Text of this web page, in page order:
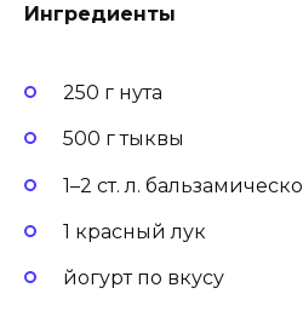
Ингредиенты
250 г нута
500 г тыквы
1–2 ст. л.
1 красный лук
йогурт по вкусу